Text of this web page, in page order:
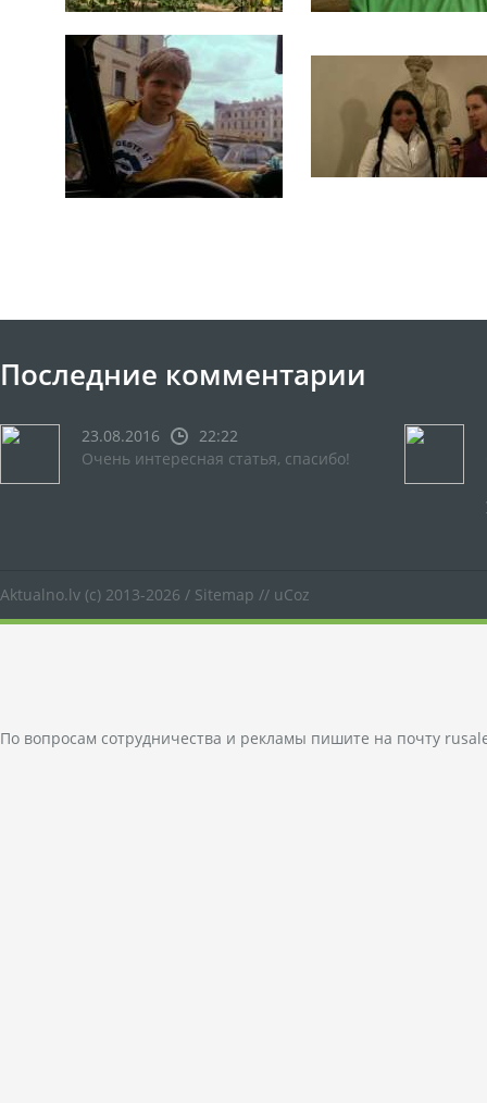
Последние комментарии
23.08.2016
22:22
Очень интересная статья, спасибо!
Aktualno.lv (c) 2013-2026 / Sitemap // uCoz
По вопросам сотрудничества и рекламы пишите на почту